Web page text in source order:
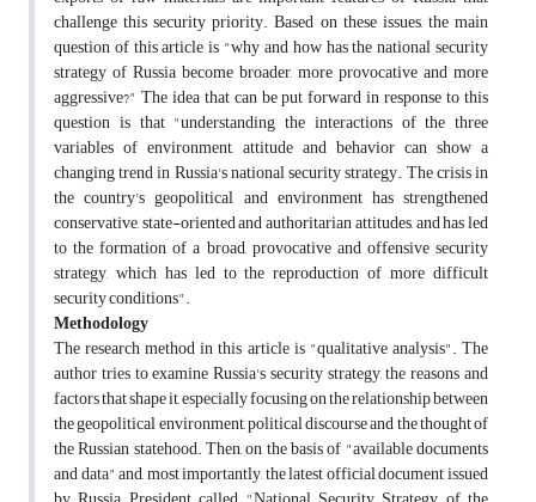
challenge this security priority. Based on these issues, the main
question of this article is "why and how has the national security
strategy of Russia become broader, more provocative and more
aggressive?" The idea that can be put forward in response to this
question is that "understanding the interactions of the three
variables of environment, attitude and behavior can show a
changing trend in Russia's national security strategy. The crisis in
the country's geopolitical and environment has strengthened
conservative, state-oriented and authoritarian attitudes, and has led
to the formation of a broad, provocative and offensive security
strategy, which has led to the reproduction of more difficult
security conditions".
Methodology
The research method in this article is "qualitative analysis". The
author tries to examine Russia's security strategy, the reasons and
factors that shape it, especially focusing on the relationship between
the geopolitical environment, political discourse and the thought of
the Russian statehood. Then, on the basis of "available documents
and data" and, most importantly, the latest official document issued